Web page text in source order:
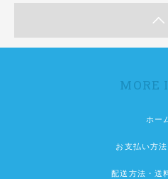
MORE
ホー
お支払い方
配送方法・送